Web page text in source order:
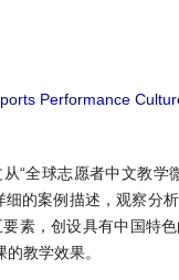
Performance
“全球志愿者中文教学
细的案例描述，观察分
素，创设具有中国特
教学效果。